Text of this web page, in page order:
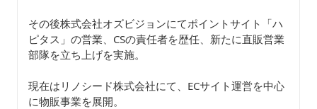
その後株式会社オズビジョンにてポイントサイト「ハ
ピタス」の営業、CSの責任者を歴任、新たに直販営業
部隊を立ち上げを実施。
現在はリノシード株式会社にて、ECサイト運営を中心
に物販事業を展開。